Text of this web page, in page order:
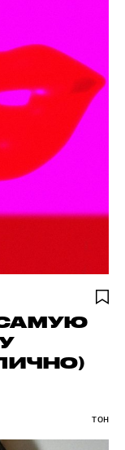
тон